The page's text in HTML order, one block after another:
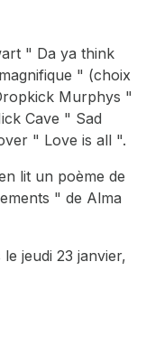
" Da ya think
" (choix
Murphys "
Cave " Sad
" Love is all ".
lit un poème de
" de Alma
jeudi 23 janvier,